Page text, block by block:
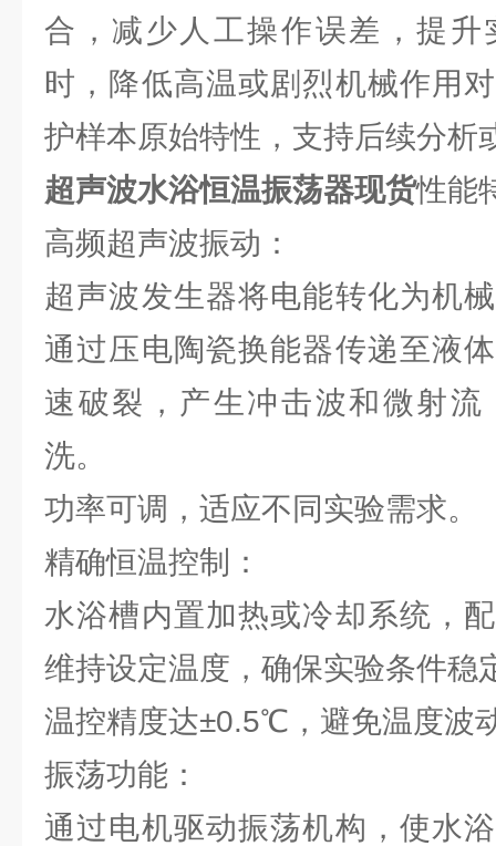
合，减少人工操作误差，提升
时，降低高温或剧烈机械作用
护样本原始特性，支持后续分析
超声波水浴恒温振荡器现货性能
高频超声波振动：
超声波发生器将电能转化为机
通过压电陶瓷换能器传递至液
速破裂，产生冲击波和微射
洗。
功率可调，适应不同实验需求。
精确恒温控制：
水浴槽内置加热或冷却系统，
维持设定温度，确保实验条件稳
温控精度达±0.5℃，避免温度波
振荡功能：
通过电机驱动振荡机构，使水